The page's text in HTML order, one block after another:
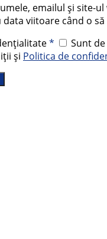
emailul și site-
viitoare când o să
*
Sunt
și Politica de